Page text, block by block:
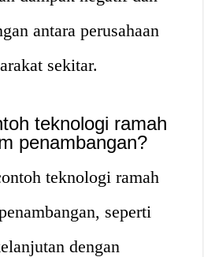
antara perusahaan
sekitar.
teknologi ramah
penambangan?
teknologi ramah
seperti
dengan